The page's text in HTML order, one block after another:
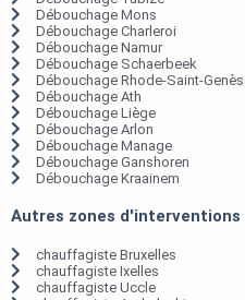
Débouchage Mons
Débouchage Charleroi
Débouchage Namur
Débouchage Schaerbeek
Débouchage Rhode-Saint-
Débouchage Ath
Débouchage Liège
Débouchage Arlon
Débouchage Manage
Débouchage Ganshoren
Débouchage Kraainem
Autres zones
chauffagiste Bruxelles
chauffagiste Ixelles
chauffagiste Uccle